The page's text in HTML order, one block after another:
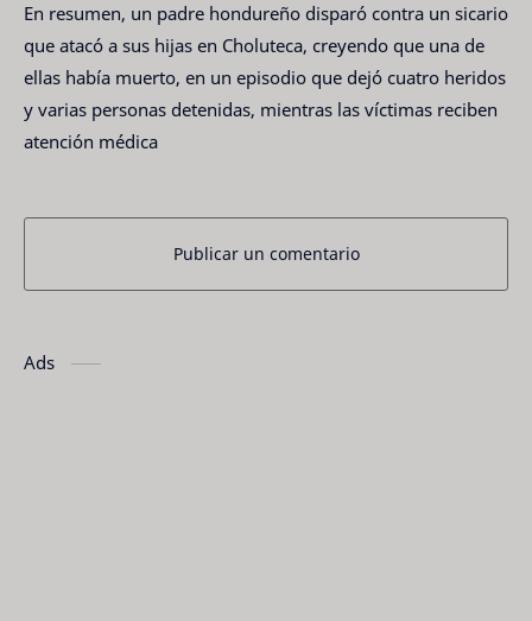
En resumen, un padre hondureño disparó contra un sicario
que atacó a sus hijas en Choluteca, creyendo que una de
ellas había muerto, en un episodio que dejó cuatro heridos
y varias personas detenidas, mientras las víctimas reciben
atención médica
Publicar un comentario
Ads